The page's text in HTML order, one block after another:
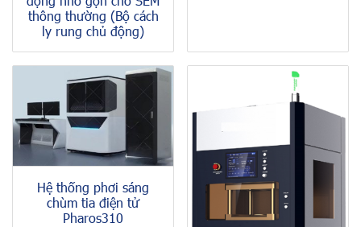
thông thường (Bộ cách
ly rung chủ động)
Hệ thống phơi sáng
chùm tia điện tử
Pharos310